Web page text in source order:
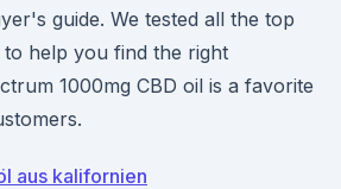
guide. We tested all the top
help you find the right
1000mg CBD oil is a favorite
aus kalifornien